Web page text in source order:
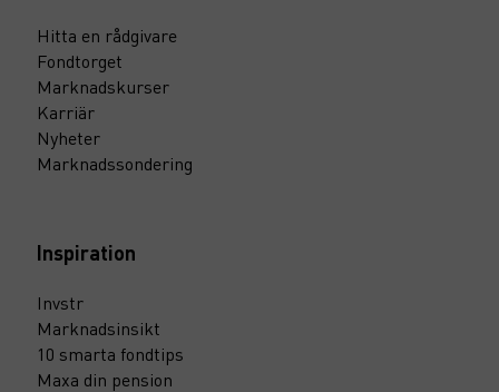
Hitta en rådgivare
Fondtorget
Marknadskurser
Karriär
Nyheter
Marknadssondering
Inspiration
Invstr
Marknadsinsikt
10 smarta fondtips
Maxa din pension